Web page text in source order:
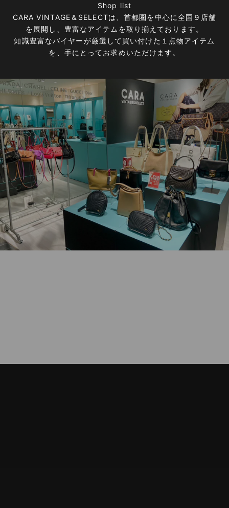
Shop list
CARA VINTAGE＆SELECTは、首都圏を中心に全国９店舗
を展開し、豊富なアイテムを取り揃えております。
知識豊富なバイヤーが厳選して買い付けた１点物アイテム
を、手にとってお求めいただけます。